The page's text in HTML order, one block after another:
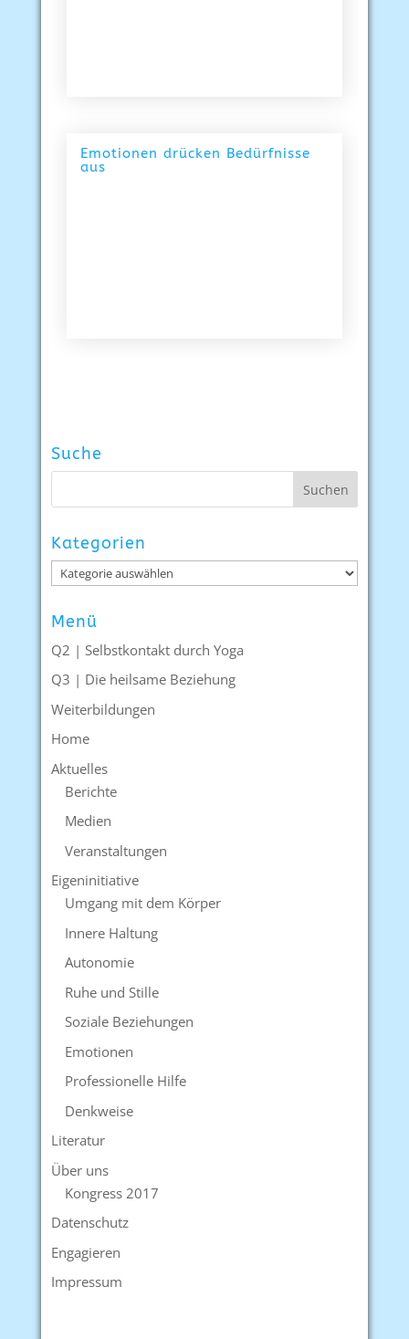
Emotionen drücken Bedürfnisse
aus
Suche
Kategorien
Kategorien
Menü
Q2 | Selbstkontakt durch Yoga
Q3 | Die heilsame Beziehung
Weiterbildungen
Home
Aktuelles
Berichte
Medien
Veranstaltungen
Eigeninitiative
Umgang mit dem Körper
Innere Haltung
Autonomie
Ruhe und Stille
Soziale Beziehungen
Emotionen
Professionelle Hilfe
Denkweise
Literatur
Über uns
Kongress 2017
Datenschutz
Engagieren
Impressum